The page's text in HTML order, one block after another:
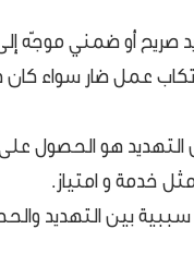
صريح أو ضمني موجّه
عمل ضار سواء كان
هو الحصول
خدمة و امتياز.
بين التهديد